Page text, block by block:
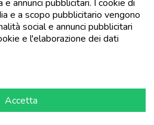
add_shopping_cart
10€
e a scopo pubblicitario vengono
social e annunci pubblicitari
e l'elaborazione dei dati
Accetta